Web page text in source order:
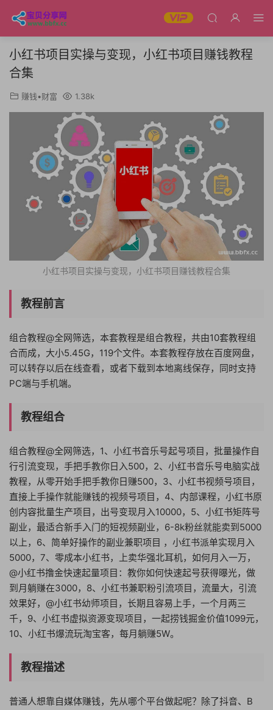
小红书项目实操与变现，小红书项目赚钱教程
合集
赚钱•财富 1.38k
小红书项目实操与变现，小红书项目赚钱教程合集
教程前言
组合教程@全网筛选，本套教程是组合教程，共由10套教程组
合而成，大小5.45G，119个文件。本套教程存放在百度网盘，
可以转存以后在线查看，或者下载到本地离线保存，同时支持
PC端与手机端。
教程组合
组合教程@全网筛选，1、小红书音乐号起号项目，批量操作自
行引流变现，手把手教你日入500，2、小红书音乐号电脑实战
教程，从零开始手把手教你日赚500，3、小红书视频号项目，
直接上手操作就能赚钱的视频号项目，4、内部课程，小红书原
创内容批量生产项目，出号变现月入10000，5、小红书矩阵号
副业，最适合新手入门的短视频副业，6-8k粉丝就能卖到5000
以上，6、简单好操作的副业兼职项目 ，小红书派单实现月入
5000，7、零成本小红书，上卖华强北耳机，如何月入一万，
@小红书撸金快速起量项目：教你如何快速起号获得曝光，做
到月躺赚在3000，8、小红书兼职粉引流项目，流量大，引流
效果好，@小红书幼师项目，长期且容易上手，一个月两三
千，9、小红书虚拟资源变现项目，一起捞钱掘金价值1099元，
10、小红书爆流玩淘宝客，每月躺赚5W。
教程描述
普通人想靠自媒体赚钱，先从哪个平台做起呢？除了抖音、B